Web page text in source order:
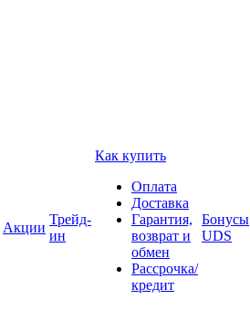
Акции
Трейд-
ин
Как купить
Оплата
Доставка
Гарантия,
возврат и
обмен
Рассрочка/
кредит
Бонусы
UDS